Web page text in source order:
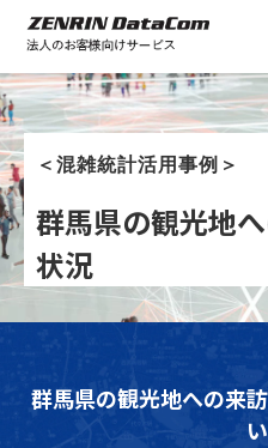
サービ
コ
よくあ
＜混雑統計活用事例＞
群馬県の観光地
状況
群馬県の観光地への来
い